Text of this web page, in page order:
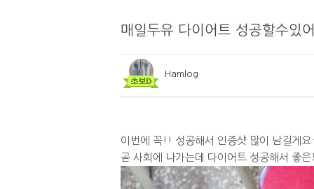
매일두유 다이어트 성공할수있
Hamlog
이번에 꼭!! 성공해서 인증샷 많이 남길게요
곧 사회에 나가는데 다이어트 성공해서 좋